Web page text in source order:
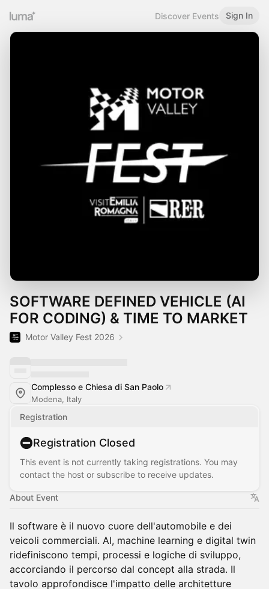
Discover Events Sign In
SOFTWARE DEFINED VEHICLE (AI
FOR CODING) & TIME TO MARKET
Motor Valley Fest 2026
Complesso e Chiesa di San Paolo
Modena, Italy
Registration
Registration Closed
This event is not currently taking registrations. You may
contact the host or subscribe to receive updates.
About Event
Il software è il nuovo cuore dell'automobile e dei
veicoli commerciali. AI, machine learning e digital twin
ridefiniscono tempi, processi e logiche di sviluppo,
accorciando il percorso dal concept alla strada. Il
tavolo approfondisce l'impatto delle architetture